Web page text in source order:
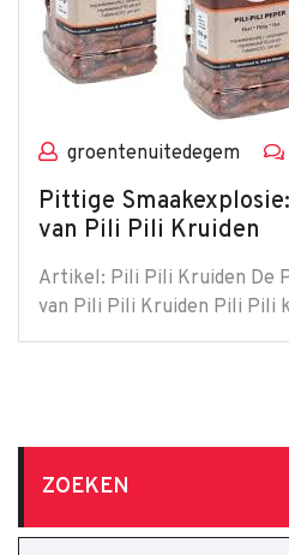
groentenuitedegem
Pittige
van Pili Pili Kruiden
Artikel: Pili Pili Kruiden De
van Pili Pili Kruiden Pili Pili
ZOEKEN